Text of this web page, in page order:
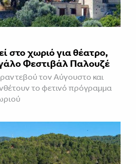
στο χωριό για θέατρο,
Φεστιβάλ Παλουζέ
τον Αύγουστο και
το φετινό πρόγραμμα